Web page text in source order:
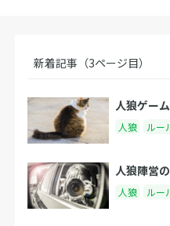
新着記事（3ページ目）
人狼ゲー
人狼 ルー
人狼陣営
人狼 ルー